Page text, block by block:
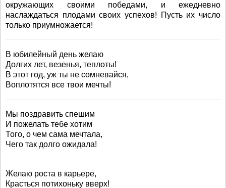
окружающих своими победами, и ежедневно
наслаждаться плодами своих успехов! Пусть их число
только приумножается!
В юбилейный день желаю
Долгих лет, везенья, теплоты!
В этот год, уж ты не сомневайся,
Воплотятся все твои мечты!
Мы поздравить спешим
И пожелать тебе хотим
Того, о чем сама мечтала,
Чего так долго ожидала!
Желаю роста в карьере,
Красться потихоньку вверх!